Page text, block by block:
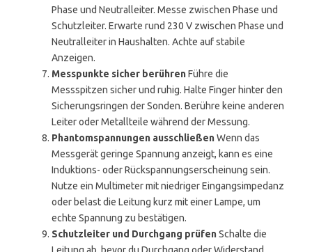
Phase und Neutralleiter. Messe zwischen Phase und
Schutzleiter. Erwarte rund 230 V zwischen Phase und
Neutralleiter in Haushalten. Achte auf stabile
Anzeigen.
Messpunkte sicher berührenFühre die
Messspitzen sicher und ruhig. Halte Finger hinter den
Sicherungsringen der Sonden. Berühre keine anderen
Leiter oder Metallteile während der Messung.
Phantomspannungen ausschließenWenn das
Messgerät geringe Spannung anzeigt, kann es eine
Induktions- oder Rückspannungserscheinung sein.
Nutze ein Multimeter mit niedriger Eingangsimpedanz
oder belast die Leitung kurz mit einer Lampe, um
echte Spannung zu bestätigen.
Schutzleiter und Durchgang prüfenSchalte die